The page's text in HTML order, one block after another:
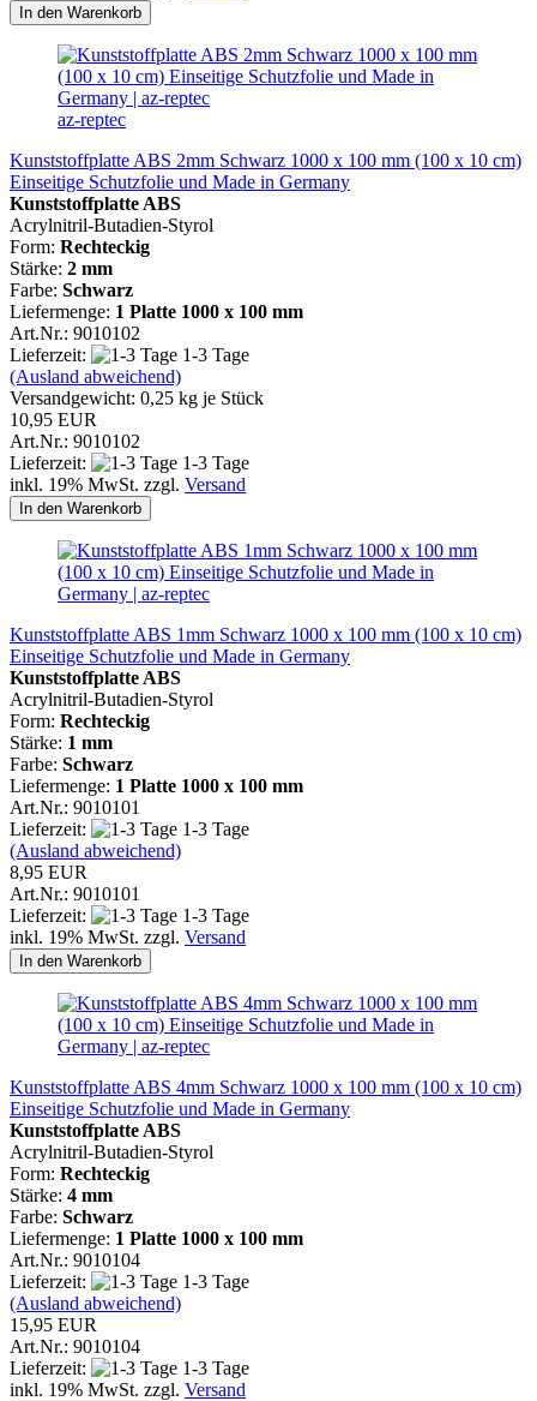
In den Warenkorb
az-reptec
Kunststoffplatte ABS 2mm Schwarz 1000 x 100 mm (100 x 10 cm)
Einseitige Schutzfolie und Made in Germany
Kunststoffplatte ABS
Acrylnitril-Butadien-Styrol
Form: Rechteckig
Stärke: 2 mm
Farbe: Schwarz
Liefermenge: 1 Platte 1000 x 100 mm
Art.Nr.: 9010102
Lieferzeit:
1-3 Tage
(Ausland abweichend)
Versandgewicht: 0,25 kg je Stück
10,95 EUR
Art.Nr.: 9010102
Lieferzeit:
1-3 Tage
inkl. 19% MwSt. zzgl. Versand
In den Warenkorb
Kunststoffplatte ABS 1mm Schwarz 1000 x 100 mm (100 x 10 cm)
Einseitige Schutzfolie und Made in Germany
Kunststoffplatte ABS
Acrylnitril-Butadien-Styrol
Form: Rechteckig
Stärke: 1 mm
Farbe: Schwarz
Liefermenge: 1 Platte 1000 x 100 mm
Art.Nr.: 9010101
Lieferzeit:
1-3 Tage
(Ausland abweichend)
8,95 EUR
Art.Nr.: 9010101
Lieferzeit:
1-3 Tage
inkl. 19% MwSt. zzgl. Versand
In den Warenkorb
Kunststoffplatte ABS 4mm Schwarz 1000 x 100 mm (100 x 10 cm)
Einseitige Schutzfolie und Made in Germany
Kunststoffplatte ABS
Acrylnitril-Butadien-Styrol
Form: Rechteckig
Stärke: 4 mm
Farbe: Schwarz
Liefermenge: 1 Platte 1000 x 100 mm
Art.Nr.: 9010104
Lieferzeit:
1-3 Tage
(Ausland abweichend)
15,95 EUR
Art.Nr.: 9010104
Lieferzeit:
1-3 Tage
inkl. 19% MwSt. zzgl. Versand